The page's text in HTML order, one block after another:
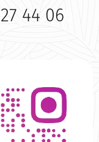
44 06